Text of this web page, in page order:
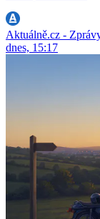
Aktuálně.cz -
dnes, 15:17